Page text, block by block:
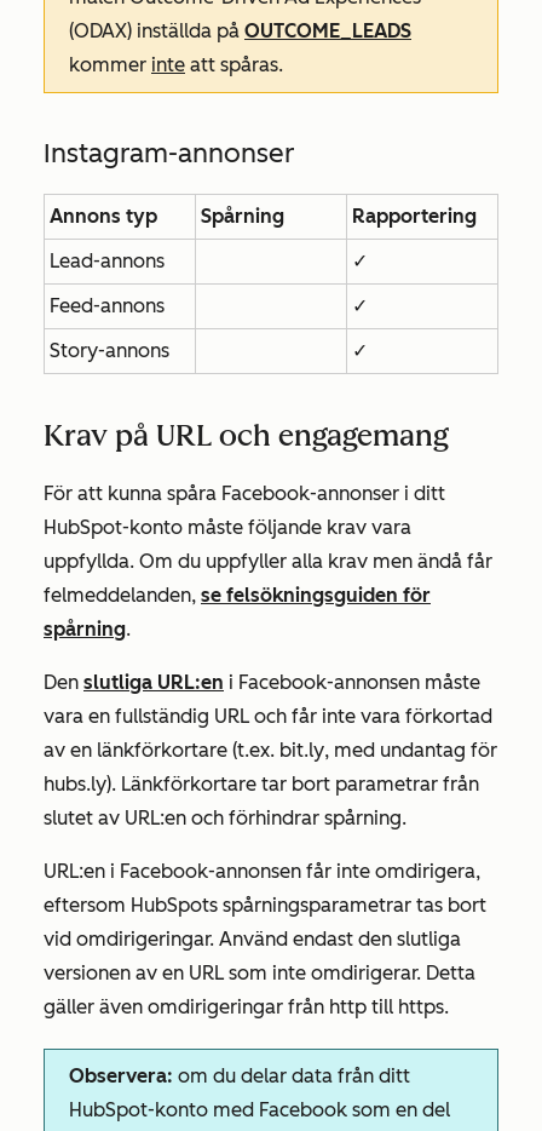
(ODAX) inställda på OUTCOME_LEADS
kommer inte att spåras.
Instagram-annonser
Annons typ Spårning
Rapportering
Lead-annons
✓
Feed-annons
✓
Story-annons
✓
Krav på URL och engagemang
För att kunna spåra Facebook-annonser i ditt
HubSpot-konto måste följande krav vara
uppfyllda. Om du uppfyller alla krav men ändå får
felmeddelanden, se felsökningsguiden för
spårning.
Den slutliga URL:en i Facebook-annonsen måste
vara en fullständig URL och får inte vara förkortad
av en länkförkortare (t.ex. bit.ly, med undantag för
hubs.ly). Länkförkortare tar bort parametrar från
slutet av URL:en och förhindrar spårning.
URL:en i Facebook-annonsen får inte omdirigera,
eftersom HubSpots spårningsparametrar tas bort
vid omdirigeringar. Använd endast den slutliga
versionen av en URL som inte omdirigerar. Detta
gäller även omdirigeringar från http till https.
Observera: om du delar data från ditt
HubSpot-konto med Facebook som en del